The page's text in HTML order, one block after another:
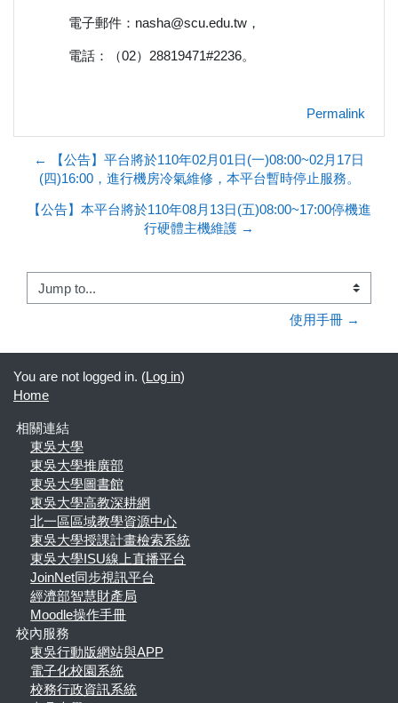
電子郵件：nasha@scu.edu.tw，
電話：（02）28819471#2236。
Permalink
← 【公告】平台將於110年02月01日(一)08:00~02月17日
(四)16:00，進行機房冷氣維修，本平台暫時停止服務。
【公告】本平台將於110年08月13日(五)08:00~17:00停機進
行硬體主機維護 →
Jump to...
使用手冊 →
You are not logged in. ( Log in)
Home
相關連結
東吳大學
東吳大學推廣部
東吳大學圖書館
東吳大學高教深耕網
北一區區域教學資源中心
東吳大學授課計畫檢索系統
東吳大學ISU線上直播平台
JoinNet同步視訊平台
經濟部智慧財產局
Moodle操作手冊
校內服務
東吳行動版網站與APP
電子化校園系統
校務行政資訊系統